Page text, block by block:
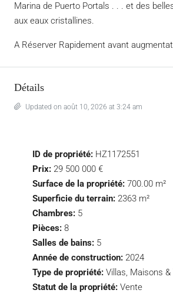
Marina de Puerto Portals . . . et des
aux eaux cristallines.
A Réserver Rapidement avant
Détails
Updated on août 10, 2026 at 3:24 am
ID de propriété: HZ1172551
Prix: 29 500 000 €
Surface de la propriété: 700.00 m²
Superficie du terrain: 2363 m²
Chambres: 5
Pièces: 8
Salles de bains: 5
Année de construction: 2024
Type de propriété: Villas, Maisons
Statut de la propriété: Vente